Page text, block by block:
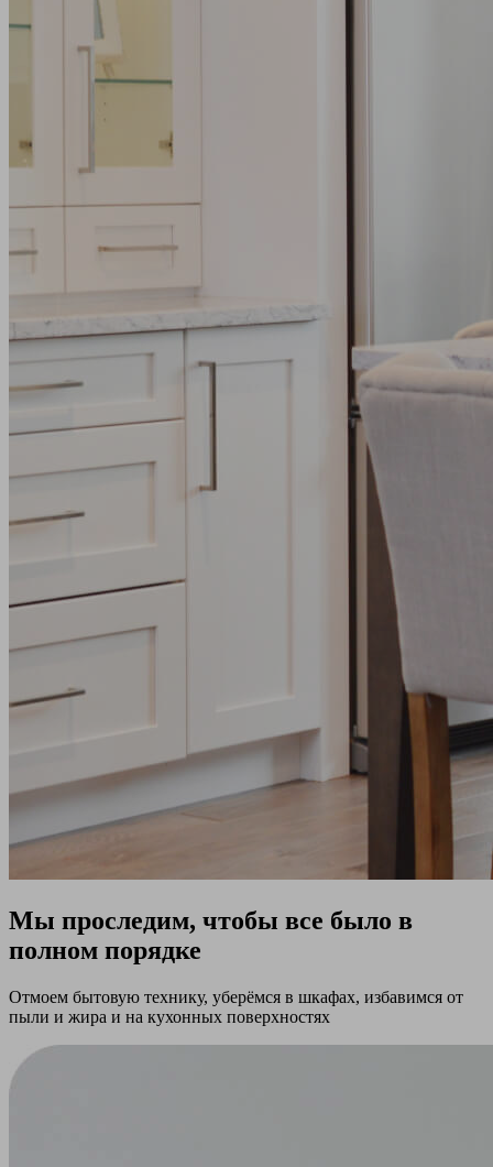
Мы проследим, чтобы все было в
полном порядке
Отмоем бытовую технику, уберёмся в шкафах, избавимся от
пыли и жира и на кухонных поверхностях